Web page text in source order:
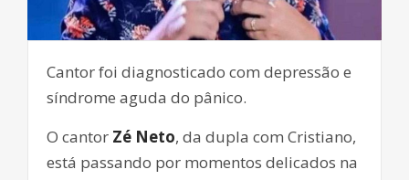
Cantor foi diagnosticado com depressão e
síndrome aguda do pânico.
O cantor Zé Neto, da dupla com Cristiano,
está passando por momentos delicados na